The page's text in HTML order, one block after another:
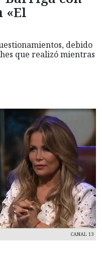
«El
debido
que realizó mientras
CANAL 13